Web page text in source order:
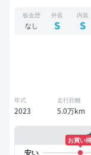
板金歴
なし
外装
S
内装
S
年式
2023
走行距離
5.0万km
お買い得